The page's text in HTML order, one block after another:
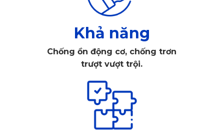
Thảm lót sàn ô tô Suzuki Jimny ghế lái
Khả năng
Chống ồn động cơ, chống trơn
trượt vượt trội.